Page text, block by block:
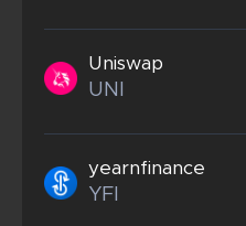
Uniswap
UNI
yearnfinance
YFI